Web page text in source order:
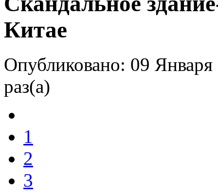
Китае
Опубликовано: 09
раз(а)
1
2
3